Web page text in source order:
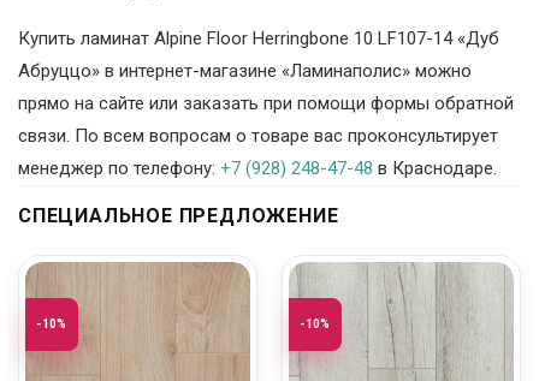
Купить ламинат Alpine Floor Herringbone 10 LF107-14 «Дуб
Абруццо» в интернет-магазине «Ламинаполис» можно
прямо на сайте или заказать при помощи формы обратной
связи. По всем вопросам о товаре вас проконсультирует
менеджер по телефону: +7 (928) 248-47-48 в Краснодаре.
СПЕЦИАЛЬНОЕ ПРЕДЛОЖЕНИЕ
-10% -10%